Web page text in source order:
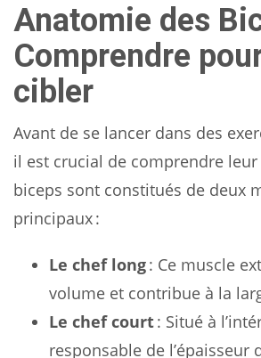
Anatomie des
Comprendre
cibler
Avant de se lancer dans des
il est crucial de comprendre
biceps sont constitués de deux
principaux :
Le chef long: Ce muscle
volume et contribue à la
Le chef court: Situé à
responsable de l’épaisseur